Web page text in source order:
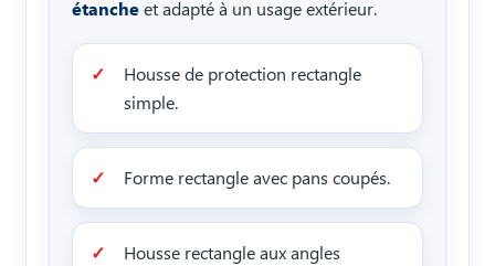
étancheet adapté à un usage extérieur.
Housse de protection rectangle
simple.
Forme rectangle avec pans coupés.
Housse rectangle aux angles